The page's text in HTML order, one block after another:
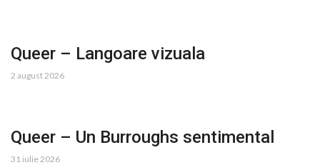
Queer – Langoare vizuala
2 august 2026
Queer – Un Burroughs sentimental
31 iulie 2026